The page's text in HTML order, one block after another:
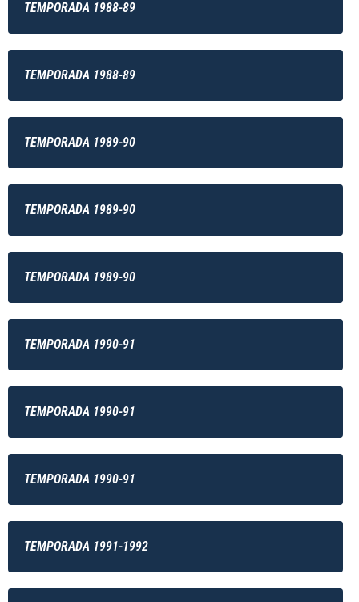
TEMPORADA 1988-89
TEMPORADA 1988-89
TEMPORADA 1989-90
TEMPORADA 1989-90
TEMPORADA 1989-90
TEMPORADA 1990-91
TEMPORADA 1990-91
TEMPORADA 1990-91
TEMPORADA 1991-1992